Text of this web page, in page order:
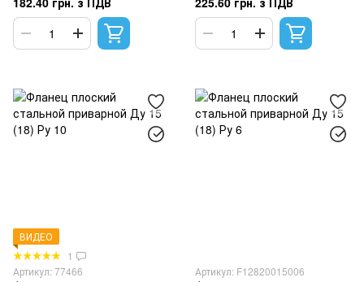
ВИДЕО
1
Артикул: 77466
Артикул: F12820015006